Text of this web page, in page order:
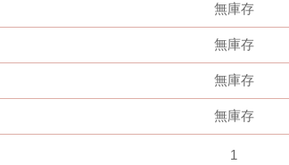
無庫存
無庫存
無庫存
無庫存
1